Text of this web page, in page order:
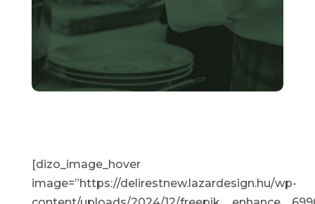
[dizo_image_hover
image=”https://delirestnew.lazardesign.hu/wp-